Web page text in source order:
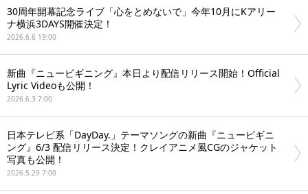
30周年開幕記念ライブ「心をとめないで」今年10月にKアリー
ナ横浜3DAYS開催決定！
2026.6.6 19:00
新曲『ニュービギニング』本日より配信リリース開始！Official
Lyric Videoも公開！
2026.6.3 7:00
日本テレビ系「DayDay.」テーマソングの新曲『ニュービギニ
ング』6/3 配信リリース決定！クレイアニメ風CGのジャケット
写真も公開！
2026.5.29 7:00